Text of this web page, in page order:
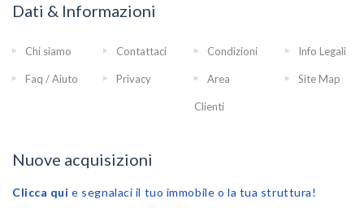
Dati & Informazioni
Chi siamo Contattaci Condizioni Info Legali
Faq / Aiuto Privacy Area
Clienti
Site Map
Nuove acquisizioni
Clicca qui e segnalaci il tuo immobile o la tua struttura!